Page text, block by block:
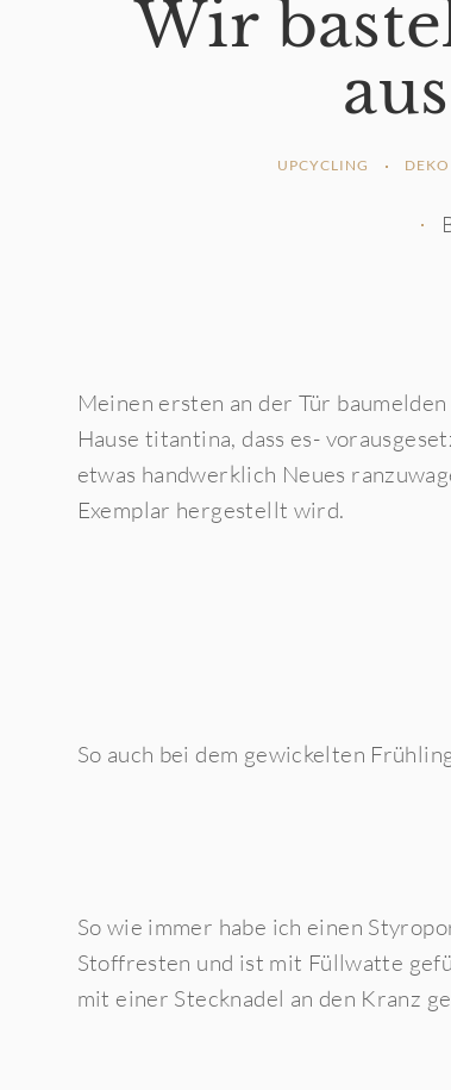
Wir
UPCYCLING DEKO
Meinen ersten an der Tür
Hause titantina, dass es-
etwas handwerklich Neues
Exemplar hergestellt wird.
So auch bei dem gewickelten
So wie immer habe ich einen
Stoffresten und ist mit Füllwatte
mit einer Stecknadel an den Kranz